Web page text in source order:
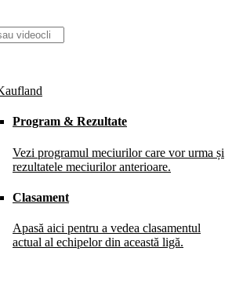
Program & Rezultate
Vezi programul meciurilor care vor urma și
rezultatele meciurilor anterioare.
Clasament
Apasă aici pentru a vedea clasamentul
actual al echipelor din această ligă.